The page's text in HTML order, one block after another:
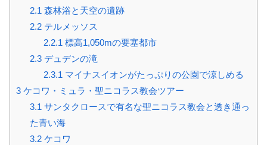
2.1 森林浴と天空の遺跡
2.2テルメッソス
2.2.1 標高1,050mの要塞都市
2.3デュデンの滝
2.3.1 マイナスイオンがたっぷりの公園で涼しめる
3 ケコワ・ミュラ・聖ニコラス教会ツアー
3.1 サンタクロースで有名な聖ニコラス教会と透き通っ
た青い海
3.2ケコワ